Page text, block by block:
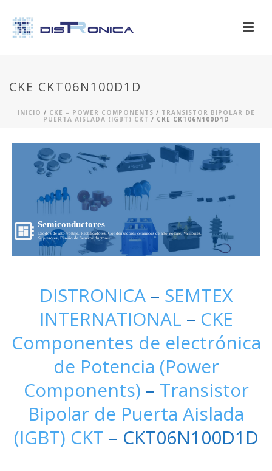
CKE CKT06N100D1D
INICIO / CKE – POWER COMPONENTS / TRANSISTOR BIPOLAR DE
PUERTA AISLADA (IGBT) CKT / CKE CKT06N100D1D
Semiconductores
Diodos de alto voltaje, Rectificadores, Condensadores ceramicos de alto voltaje, Varistores,
Supresores, Diseño de Semiconductores...
DISTRONICA – SEMTEX
INTERNATIONAL – CKE
Componentes de electrónica
de Potencia (Power
Components) – Transistor
Bipolar de Puerta Aislada
(IGBT) CKT – CKT06N100D1D